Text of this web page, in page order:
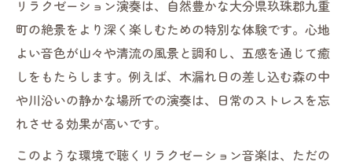
リラクゼーション演奏は、自然豊かな大分県玖珠郡九重
町の絶景をより深く楽しむための特別な体験です。心地
よい音色が山々や清流の風景と調和し、五感を通じて癒
しをもたらします。例えば、木漏れ日の差し込む森の中
や川沿いの静かな場所での演奏は、日常のストレスを忘
れさせる効果が高いです。
このような環境で聴くリラクゼーション音楽は、ただの